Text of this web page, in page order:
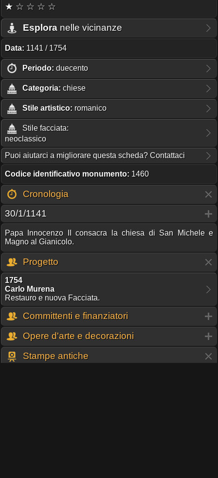
★ ☆ ☆ ☆ ☆
Esplora nelle vicinanze
Data: 1141 / 1754
Periodo: duecento
Categoria: chiese
Stile artistico: romanico
Stile facciata:
neoclassico
Puoi aiutarci a migliorare questa scheda? Contattaci
Codice identificativo monumento: 1460
Cronologia
30/1/1141
Papa Innocenzo II consacra la chiesa di San Michele e
Magno al Gianicolo.
Progetto
1754
Carlo Murena
Restauro e nuova Facciata.
Committenti e finanziatori
Opere d'arte e decorazioni
Stampe antiche